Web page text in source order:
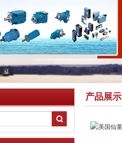
产品展示